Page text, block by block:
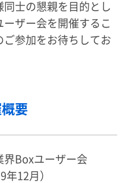
士の懇親を目的とし
ザー会を開催するこ
ご参加をお待ちしてお
要
界Boxユーザー会
年12月）